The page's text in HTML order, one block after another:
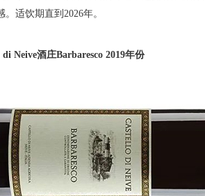
适饮期直到2026年。
酒庄Barbaresco 2019年份